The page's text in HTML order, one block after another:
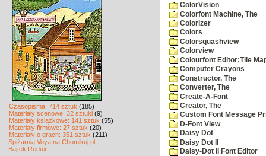
Czasopisma: 714 sztuk (185)
Materiały scenowe: 32 sztuki (9)
Materiały książkowe: 141 sztuk (55)
Materiały firmowe: 27 sztuk (20)
Materiały o grach: 351 sztuk (211)
Spiżarnia Voya na Chomikuj.pl
Bajtek Redux
ColorVision
Colorfont Machine, The
Colorizer
Colors
Colorsquashview
Colorview
Colourfont Editor;Tile
Computer Crayons
Constructor, The
Converter, The
Create-A-Font
Creator, The
Custom Font Message
D-Font View
Daisy Dot
Daisy Dot II
Daisy-Dot II Font Editor